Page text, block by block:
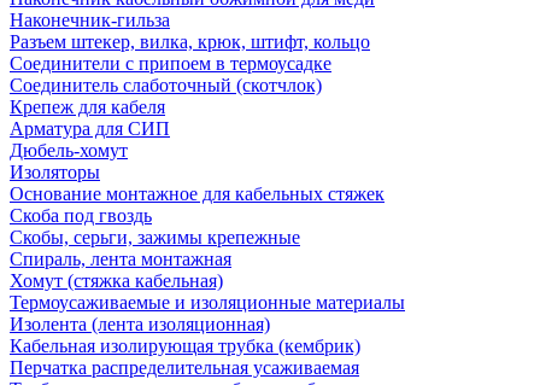
Наконечник-гильза
Разъем штекер, вилка, крюк, штифт, кольцо
Соединители с припоем в термоусадке
Соединитель слаботочный (скотчлок)
Крепеж для кабеля
Арматура для СИП
Дюбель-хомут
Изоляторы
Основание монтажное для кабельных стяжек
Скоба под гвоздь
Скобы, серьги, зажимы крепежные
Спираль, лента монтажная
Хомут (стяжка кабельная)
Термоусаживаемые и изоляционные материалы
Изолента (лента изоляционная)
Кабельная изолирующая трубка (кембрик)
Перчатка распределительная усаживаемая